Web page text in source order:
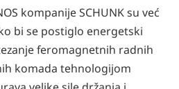
kompanije SCHUNK su već
bi se postiglo energetski
feromagnetnih radnih
komada tehnologijom